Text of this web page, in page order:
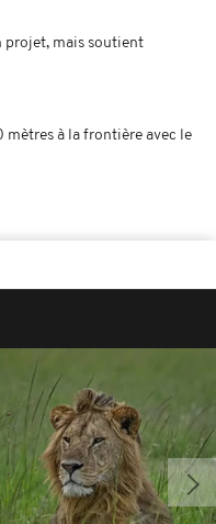
projet, mais soutient
à la frontière avec le